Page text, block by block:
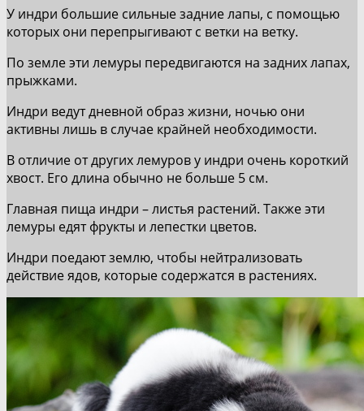
У индри большие сильные задние лапы, с помощью
которых они перепрыгивают с ветки на ветку.
По земле эти лемуры передвигаются на задних лапах,
прыжками.
Индри ведут дневной образ жизни, ночью они
активны лишь в случае крайней необходимости.
В отличие от других лемуров у индри очень короткий
хвост. Его длина обычно не больше 5 см.
Главная пища индри – листья растений. Также эти
лемуры едят фрукты и лепестки цветов.
Индри поедают землю, чтобы нейтрализовать
действие ядов, которые содержатся в растениях.